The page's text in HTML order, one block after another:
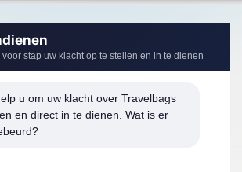
voor stap uw klacht op te stellen en in te dienen
u om uw klacht over Travelbags
en direct in te dienen. Wat is er